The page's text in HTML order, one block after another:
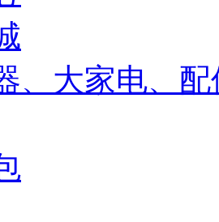
、大家电、配